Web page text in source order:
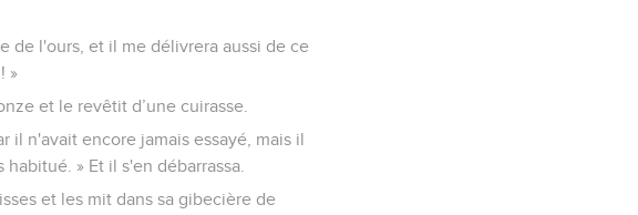
de l'ours, et il me délivrera aussi de ce
»
et le revêtit d’une cuirasse.
il n'avait encore jamais essayé, mais il
» Et il s'en débarrassa.
et les mit dans sa gibecière de